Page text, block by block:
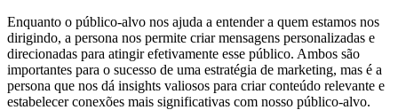
Enquanto o público-alvo nos ajuda a entender a quem estamos nos
dirigindo, a persona nos permite criar mensagens personalizadas e
direcionadas para atingir efetivamente esse público. Ambos são
importantes para o sucesso de uma estratégia de marketing, mas é a
persona que nos dá insights valiosos para criar conteúdo relevante e
estabelecer conexões mais significativas com nosso público-alvo.